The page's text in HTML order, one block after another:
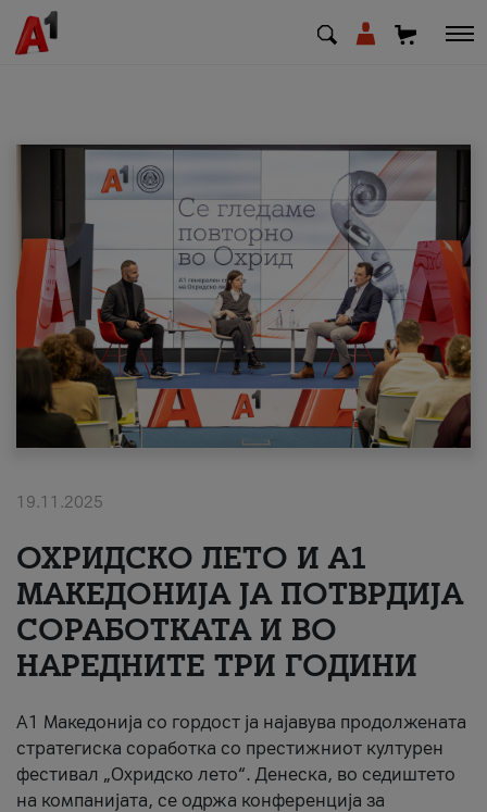
МК SQ
Приватни Деловни
Поддршка
Надополни кредит
#ПодобарОнлајн
19.11.2025
ОХРИДСКО ЛЕТО И A1
МАКЕДОНИЈА ЈА ПОТВРДИЈА
СОРАБОТКАТА И ВО
НАРЕДНИТЕ ТРИ ГОДИНИ
A1 Македонија со гордост ја најавува продолжената
стратегиска соработка со престижниот културен
фестивал „Охридско лето“. Денеска, во седиштето
на компанијата, се одржа конференција за